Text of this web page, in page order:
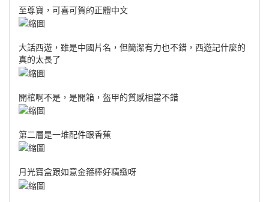
至尊寶，可喜可賀的正體中文
大話西遊，雖是中國片名，但簡潔有力也不錯，西遊記什麼的
真的太長了
開棺啊不是，是開箱，盔甲的質感相當不錯
第二層是一堆配件跟香蕉
月光寶盒跟如意金箍棒好精緻呀